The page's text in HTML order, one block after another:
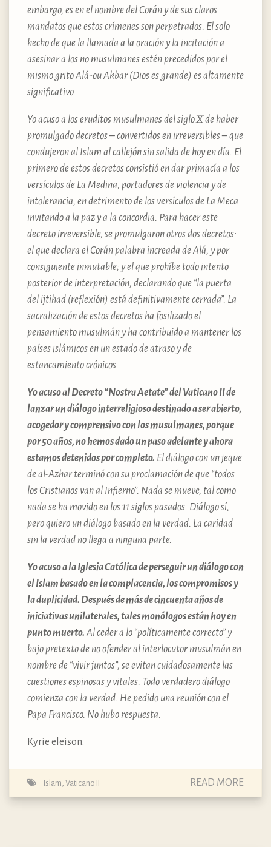
embargo, es en el nombre del Corán y de sus claros
mandatos que estos crímenes son perpetrados. El solo
hecho de que la llamada a la oración y la incitación a
asesinar a los no musulmanes estén precedidos por el
mismo grito Alá-ou Akbar (Dios es grande) es altamente
significativo.
Yo acuso a los eruditos musulmanes del siglo X de haber
promulgado decretos – convertidos en irreversibles – que
condujeron al Islam al callejón sin salida de hoy en día. El
primero de estos decretos consistió en dar primacía a los
versículos de La Medina, portadores de violencia y de
intolerancia, en detrimento de los versículos de La Meca
invitando a la paz y a la concordia. Para hacer este
decreto irreversible, se promulgaron otros dos decretos:
el que declara el Corán palabra increada de Alá, y por
consiguiente inmutable; y el que prohíbe todo intento
posterior de interpretación, declarando que “la puerta
del ijtihad (reflexión) está definitivamente cerrada”. La
sacralización de estos decretos ha fosilizado el
pensamiento musulmán y ha contribuido a mantener los
países islámicos en un estado de atraso y de
estancamiento crónicos.
Yo acuso al Decreto “Nostra Aetate” del Vaticano II de
lanzar un diálogo interreligioso destinado a ser abierto,
acogedor y comprensivo con los musulmanes, porque
por 50 años, no hemos dado un paso adelante y ahora
estamos detenidos por completo. El diálogo con un jeque
de al-Azhar terminó con su proclamación de que “todos
los Cristianos van al Infierno”. Nada se mueve, tal como
nada se ha movido en los 11 siglos pasados. Diálogo sí,
pero quiero un diálogo basado en la verdad. La caridad
sin la verdad no llega a ninguna parte.
Yo acuso a la Iglesia Católica de perseguir un diálogo con
el Islam basado en la complacencia, los compromisos y
la duplicidad. Después de más de cincuenta años de
iniciativas unilaterales, tales monólogos están hoy en
punto muerto. Al ceder a lo “políticamente correcto” y
bajo pretexto de no ofender al interlocutor musulmán en
nombre de “vivir juntos”, se evitan cuidadosamente las
cuestiones espinosas y vitales. Todo verdadero diálogo
comienza con la verdad. He pedido una reunión con el
Papa Francisco. No hubo respuesta.
Kyrie eleison.
Islam Vaticano II READ MORE